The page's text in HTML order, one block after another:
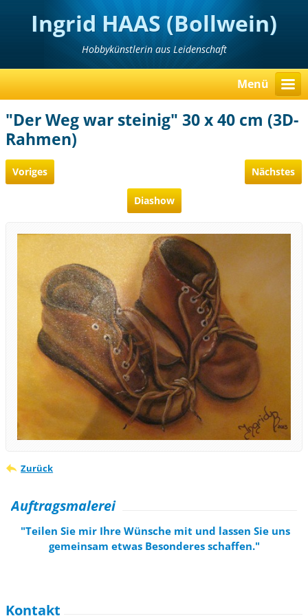
Ingrid HAAS (Bollwein)
Hobbykünstlerin aus Leidenschaft
Menü
"Der Weg war steinig" 30 x 40 cm (3D-
Rahmen)
Voriges Nächstes
Diashow
Zurück
Auftragsmalerei
"Teilen Sie mir Ihre Wünsche mit und lassen Sie uns
gemeinsam etwas Besonderes schaffen."
Kontakt